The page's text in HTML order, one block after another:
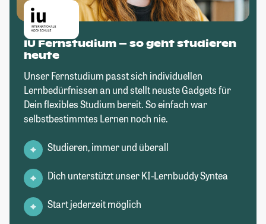
IU Fernstudium – so geht studieren
heute
Unser Fernstudium passt sich individuellen
Lernbedürfnissen an und stellt neuste Gadgets für
Dein flexibles Studium bereit. So einfach war
selbstbestimmtes Lernen noch nie.
Studieren, immer und überall
Dich unterstützt unser KI-Lernbuddy Syntea
Start jederzeit möglich